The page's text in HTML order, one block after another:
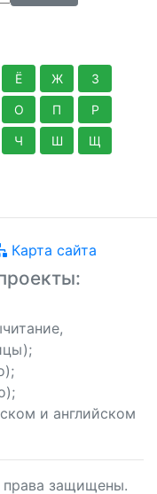
Ё Ж З
О П Р
Ч Ш Щ
Карта сайта
и английском
права защищены.